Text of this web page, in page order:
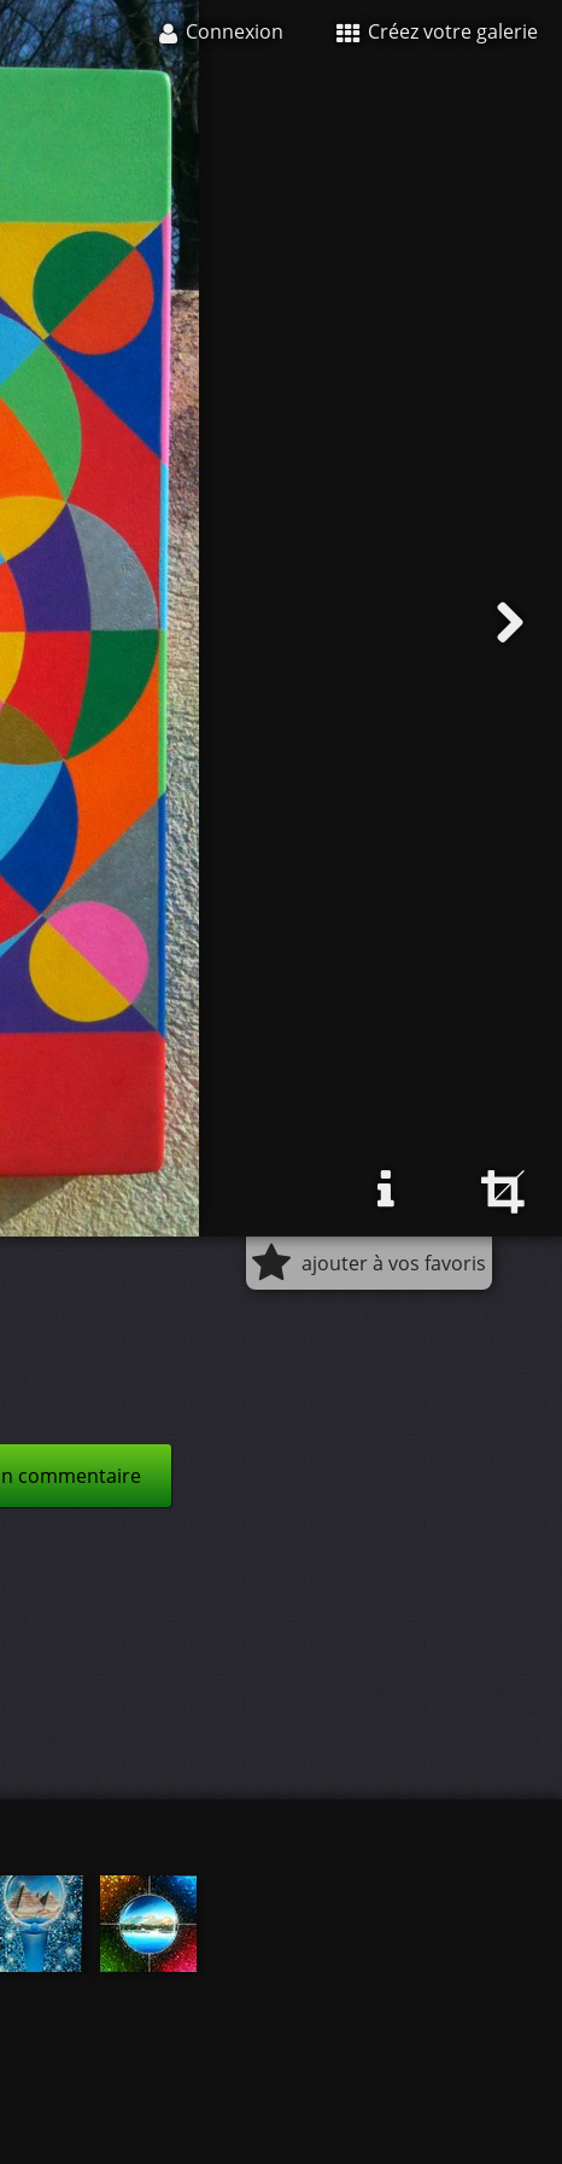
Connexion Créez votre galerie
ajouter à vos favoris
commentaire